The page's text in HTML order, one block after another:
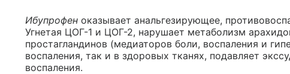
Ибупрофен оказывает анальгезирующее,
Угнетая ЦОГ-1 и ЦОГ-2, нарушает метаболизм
простагландинов (медиаторов боли, воспаления и
воспаления, так и в здоровых тканях, подавляет
воспаления.